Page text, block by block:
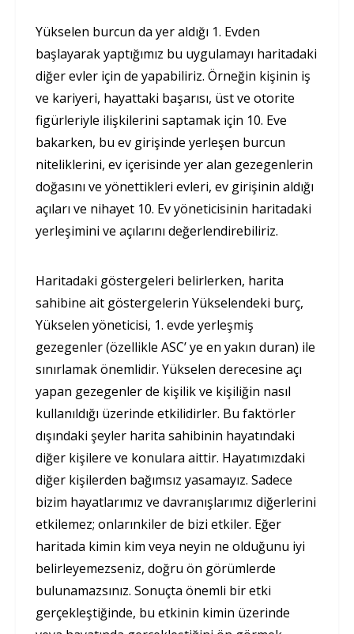
Yükselen burcun da yer aldığı 1. Evden
başlayarak yaptığımız bu uygulamayı haritadaki
diğer evler için de yapabiliriz. Örneğin kişinin iş
ve kariyeri, hayattaki başarısı, üst ve otorite
figürleriyle ilişkilerini saptamak için 10. Eve
bakarken, bu ev girişinde yerleşen burcun
niteliklerini, ev içerisinde yer alan gezegenlerin
doğasını ve yönettikleri evleri, ev girişinin aldığı
açıları ve nihayet 10. Ev yöneticisinin haritadaki
yerleşimini ve açılarını değerlendirebiliriz.
Haritadaki göstergeleri belirlerken, harita
sahibine ait göstergelerin Yükselendeki burç,
Yükselen yöneticisi, 1. evde yerleşmiş
gezegenler (özellikle ASC’ ye en yakın duran) ile
sınırlamak önemlidir. Yükselen derecesine açı
yapan gezegenler de kişilik ve kişiliğin nasıl
kullanıldığı üzerinde etkilidirler. Bu faktörler
dışındaki şeyler harita sahibinin hayatındaki
diğer kişilere ve konulara aittir. Hayatımızdaki
diğer kişilerden bağımsız yasamayız. Sadece
bizim hayatlarımız ve davranışlarımız diğerlerini
etkilemez; onlarınkiler de bizi etkiler. Eğer
haritada kimin kim veya neyin ne olduğunu iyi
belirleyemezseniz, doğru ön görümlerde
bulunamazsınız. Sonuçta önemli bir etki
gerçekleştiğinde, bu etkinin kimin üzerinde